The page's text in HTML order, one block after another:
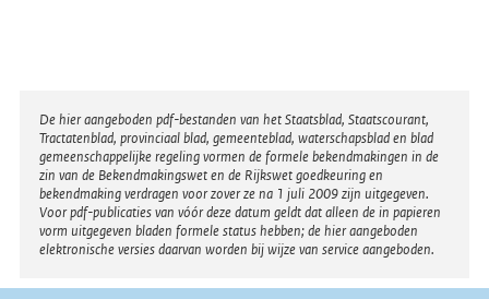
Disclaimer
De hier aangeboden pdf-bestanden van het Staatsblad, Staatscourant,
Tractatenblad, provinciaal blad, gemeenteblad, waterschapsblad en blad
gemeenschappelijke regeling vormen de formele bekendmakingen in de
zin van de Bekendmakingswet en de Rijkswet goedkeuring en
bekendmaking verdragen voor zover ze na 1 juli 2009 zijn uitgegeven.
Voor pdf-publicaties van vóór deze datum geldt dat alleen de in papieren
vorm uitgegeven bladen formele status hebben; de hier aangeboden
elektronische versies daarvan worden bij wijze van service aangeboden.